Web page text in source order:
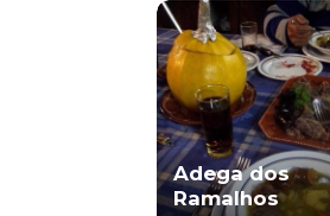
Adega dos
Ramalhos